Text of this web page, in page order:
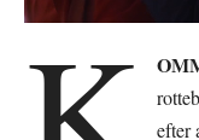
efter